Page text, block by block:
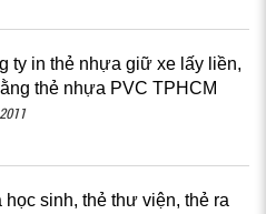
ty in thẻ nhựa giữ xe lấy liền,
thẻ nhựa PVC TPHCM
2011
học sinh, thẻ thư viện, thẻ ra